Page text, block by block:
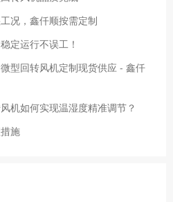
况，鑫仟顺按需定制
定运行不误工！
型回转风机定制现货供应 - 鑫仟
机如何实现温湿度精准调节？
施